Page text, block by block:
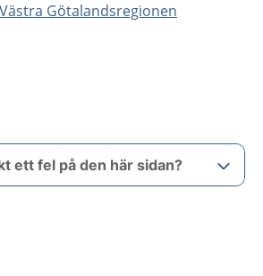
Götalandsregionen
ett fel på den här sidan?